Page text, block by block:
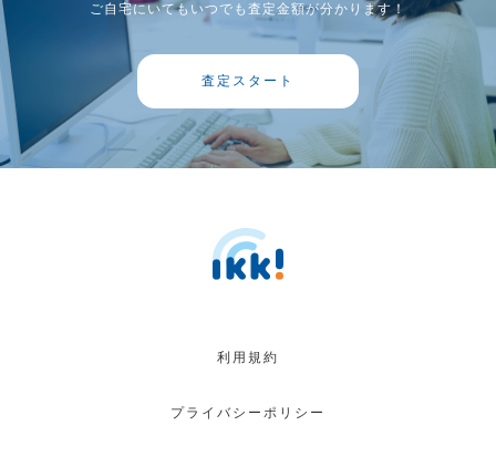
ご自宅にいてもいつでも査定金額が分かります！
査定スタート
利用規約
プライバシーポリシー